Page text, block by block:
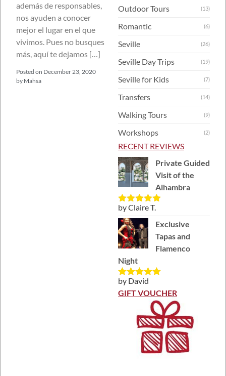
además de responsables,
nos ayuden a conocer
mejor el lugar en el que
vivimos. Pues no busques
más, aquí te dejamos […]
Posted on December 23, 2020
by Mahsa
Outdoor Tours (13)
Romantic (6)
Seville (26)
Seville Day Trips (19)
Seville for Kids (7)
Transfers (14)
Walking Tours (9)
Workshops (2)
RECENT REVIEWS
Private Guided
Visit of the
Alhambra
Rated5out
of 5
by Claire T.
Exclusive
Tapas and
Flamenco
Night
Rated5out
of 5
by David
GIFT VOUCHER